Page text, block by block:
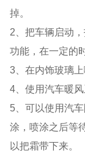
掉。
2、把车辆启动
功能，在一定的
3、在内饰玻璃
4、使用汽车暖
5、可以使用汽
涂，喷涂之后等
以把霜带下来。